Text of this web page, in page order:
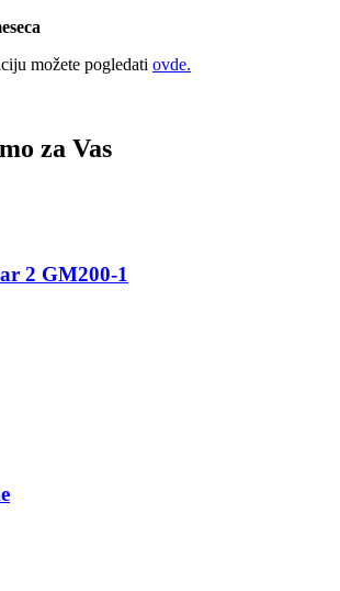
možete pogledati ovde.
za Vas
2 GM200-1